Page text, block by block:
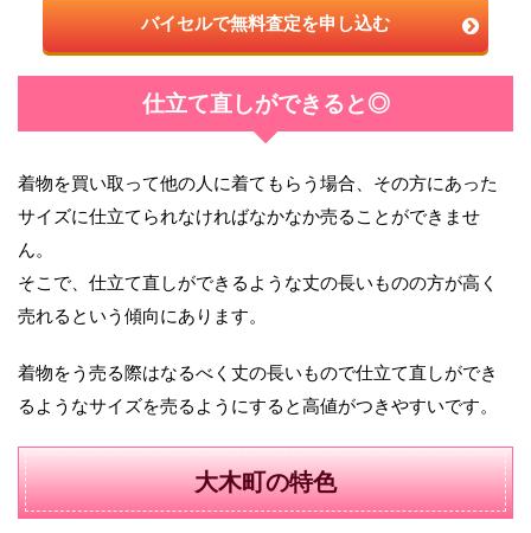
バイセルで無料査定を申し込む
仕立て直しができると◎
着物を買い取って他の人に着てもらう場合、その方にあった
サイズに仕立てられなければなかなか売ることができませ
ん。
そこで、仕立て直しができるような丈の長いものの方が高く
売れるという傾向にあります。
着物をう売る際はなるべく丈の長いもので仕立て直しができ
るようなサイズを売るようにすると高値がつきやすいです。
大木町の特色